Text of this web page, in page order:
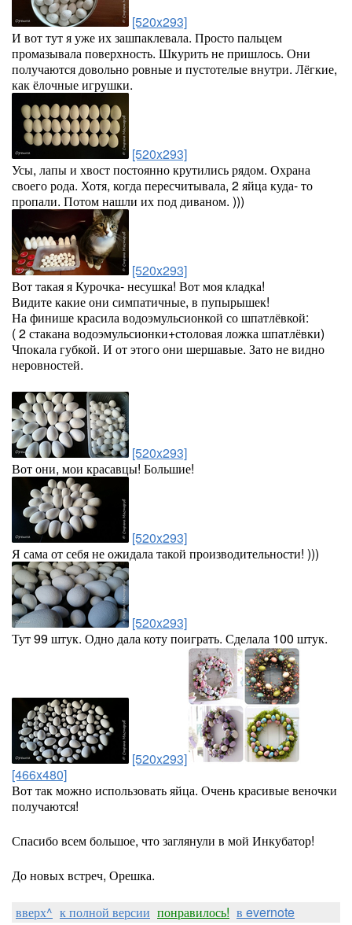
[520x293]
И вот тут я уже их зашпаклевала. Просто пальцем
промазывала поверхность. Шкурить не пришлось. Они
получаются довольно ровные и пустотелые внутри. Лёгкие,
как ёлочные игрушки.
[520x293]
Усы, лапы и хвост постоянно крутились рядом. Охрана
своего рода. Хотя, когда пересчитывала, 2 яйца куда- то
пропали. Потом нашли их под диваном. )))
[520x293]
Вот такая я Курочка- несушка! Вот моя кладка!
Видите какие они симпатичные, в пупырышек!
На финише красила водоэмульсионкой со шпатлёвкой:
( 2 стакана водоэмульсионки+столовая ложка шпатлёвки)
Чпокала губкой. И от этого они шершавые. Зато не видно
неровностей.
[520x293]
Вот они, мои красавцы! Большие!
[520x293]
Я сама от себя не ожидала такой производительности! )))
[520x293]
Тут 99 штук. Одно дала коту поиграть. Сделала 100 штук.
[520x293]
[466x480]
Вот так можно использовать яйца. Очень красивые веночки
получаются!
Спасибо всем большое, что заглянули в мой Инкубатор!
До новых встреч, Орешка.
вверх^ к полной версии понравилось! в evernote